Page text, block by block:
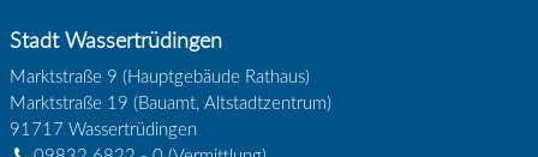
Stadt Wassertrüdingen
Marktstraße 9 (Hauptgebäude Rathaus)
Marktstraße 19 (Bauamt, Altstadtzentrum)
91717 Wassertrüdingen